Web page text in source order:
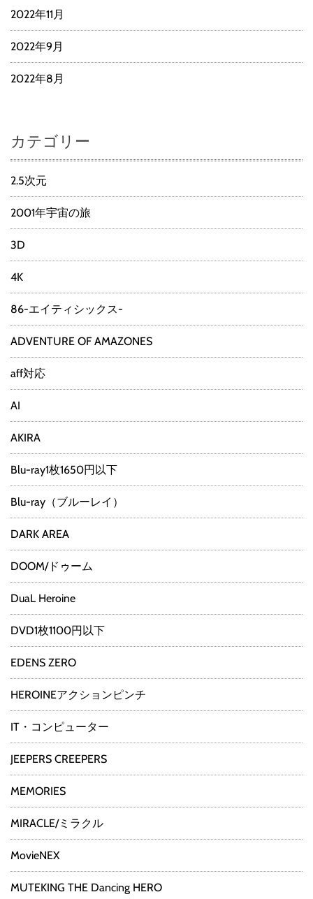
2022年11月
2022年9月
2022年8月
カテゴリー
2.5次元
2001年宇宙の旅
3D
4K
86-エイティシックス-
ADVENTURE OF AMAZONES
aff対応
AI
AKIRA
Blu-ray1枚1650円以下
Blu-ray（ブルーレイ）
DARK AREA
DOOM/ドゥーム
DuaL Heroine
DVD1枚1100円以下
EDENS ZERO
HEROINEアクションピンチ
IT・コンピューター
JEEPERS CREEPERS
MEMORIES
MIRACLE/ミラクル
MovieNEX
MUTEKING THE Dancing HERO